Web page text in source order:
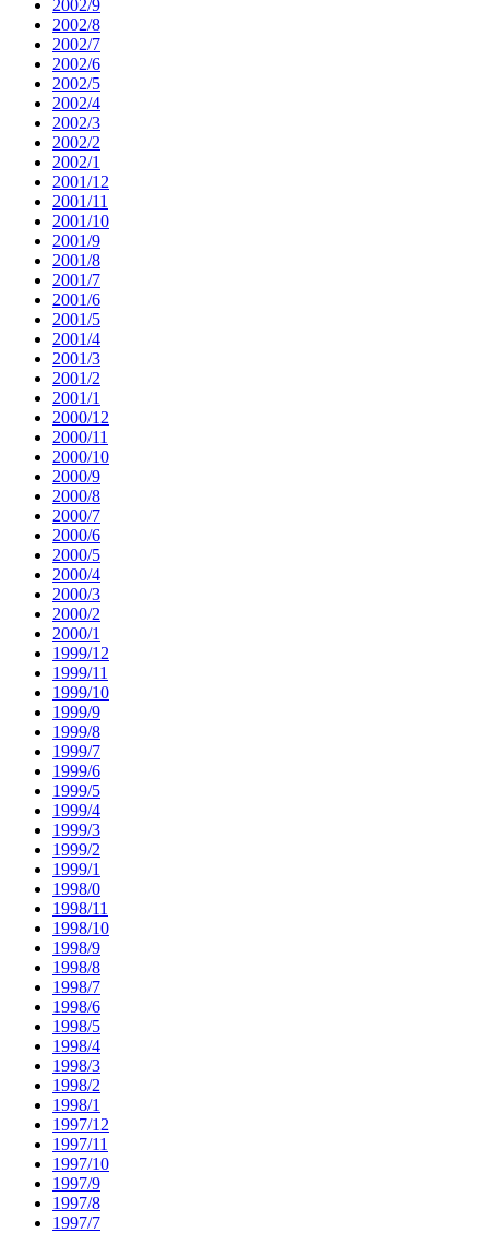
2002/9
2002/8
2002/7
2002/6
2002/5
2002/4
2002/3
2002/2
2002/1
2001/12
2001/11
2001/10
2001/9
2001/8
2001/7
2001/6
2001/5
2001/4
2001/3
2001/2
2001/1
2000/12
2000/11
2000/10
2000/9
2000/8
2000/7
2000/6
2000/5
2000/4
2000/3
2000/2
2000/1
1999/12
1999/11
1999/10
1999/9
1999/8
1999/7
1999/6
1999/5
1999/4
1999/3
1999/2
1999/1
1998/0
1998/11
1998/10
1998/9
1998/8
1998/7
1998/6
1998/5
1998/4
1998/3
1998/2
1998/1
1997/12
1997/11
1997/10
1997/9
1997/8
1997/7